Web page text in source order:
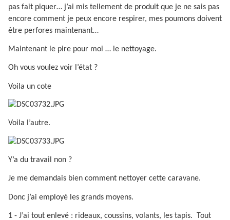
pas fait piquer… j’ai mis tellement de produit que je ne sais pas
encore comment je peux encore respirer, mes poumons doivent
être perfores maintenant…
Maintenant le pire pour moi … le nettoyage.
Oh vous voulez voir l’état ?
Voila un cote
Voila l’autre.
Y’a du travail non ?
Je me demandais bien comment nettoyer cette caravane.
Donc j’ai employé les grands moyens.
1 - J’ai tout enlevé : rideaux, coussins, volants, les tapis.
Tout